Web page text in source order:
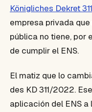
Königliches Dekret
empresa privada
pública no tiene, por
de cumplir el ENS.
El matiz que lo
des KD 311/2022.
aplicación del ENS